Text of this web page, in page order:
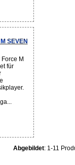
SEVEN
M
für
Abgebildet: 1-11